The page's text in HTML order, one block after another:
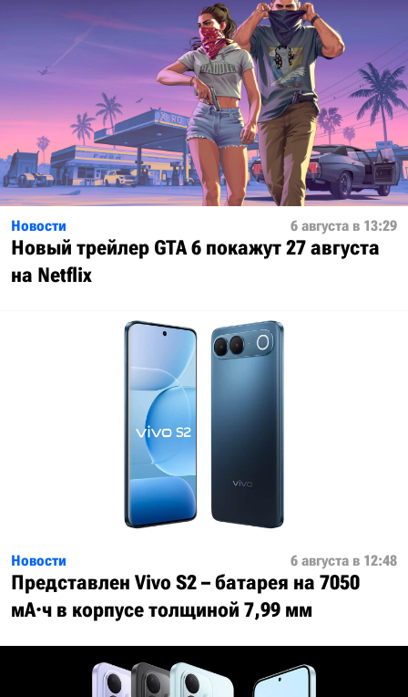
Новости 6 августа в 13:29
Новый трейлер GTA 6 покажут 27 августа
на Netflix
Новости 6 августа в 12:48
Представлен Vivo S2 – батарея на 7050
мА·ч в корпусе толщиной 7,99 мм